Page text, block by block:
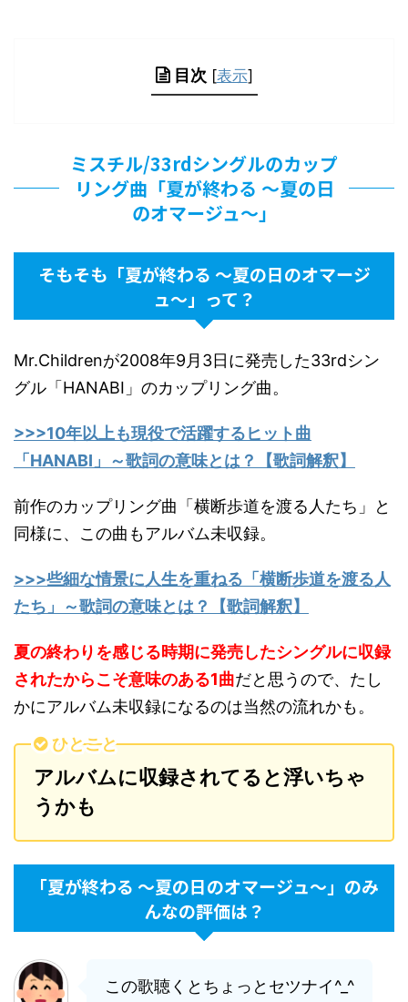
目次 [表示]
ミスチル/33rdシングルのカップ
リング曲「夏が終わる 〜夏の日
のオマージュ〜」
そもそも「夏が終わる 〜夏の日のオマージ
ュ〜」って？
Mr.Childrenが2008年9月3日に発売した33rdシン
グル「HANABI」のカップリング曲。
>>>10年以上も現役で活躍するヒット曲
「HANABI」～歌詞の意味とは？【歌詞解釈】
前作のカップリング曲「横断歩道を渡る人たち」と
同様に、この曲もアルバム未収録。
>>>些細な情景に人生を重ねる「横断歩道を渡る人
たち」～歌詞の意味とは？【歌詞解釈】
夏の終わりを感じる時期に発売したシングルに収録
されたからこそ意味のある1曲だと思うので、たし
かにアルバム未収録になるのは当然の流れかも。
ひとこと
アルバムに収録されてると浮いちゃ
うかも
「夏が終わる 〜夏の日のオマージュ〜」のみ
んなの評価は？
この歌聴くとちょっとセツナイ^_^